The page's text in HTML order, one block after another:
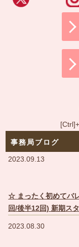
事務局ブログ
2023.09.13
☆ まったく初めてバ
回/後半12回) 新期ス
2023.08.30